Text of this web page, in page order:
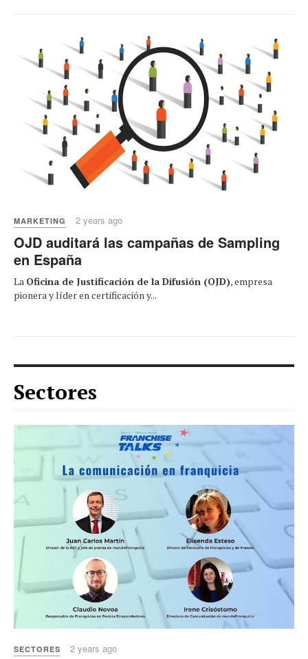
MARKETING 2 years ago
OJD auditará las campañas de Sampling
en España
La Oficina de Justificación de la Difusión (OJD), empresa
pionera y líder en certificación y...
Sectores
SECTORES 2 years ago